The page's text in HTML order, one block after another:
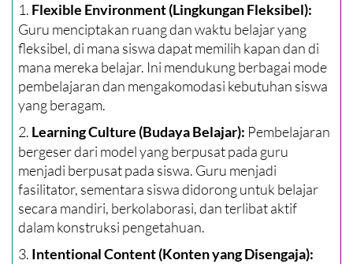
1. Flexible Environment (Lingkungan Fleksibel):
Guru menciptakan ruang dan waktu belajar yang
fleksibel, di mana siswa dapat memilih kapan dan di
mana mereka belajar. Ini mendukung berbagai mode
pembelajaran dan mengakomodasi kebutuhan siswa
yang beragam.
2. Learning Culture (Budaya Belajar): Pembelajaran
bergeser dari model yang berpusat pada guru
menjadi berpusat pada siswa. Guru menjadi
fasilitator, sementara siswa didorong untuk belajar
secara mandiri, berkolaborasi, dan terlibat aktif
dalam konstruksi pengetahuan.
3. Intentional Content (Konten yang Disengaja):